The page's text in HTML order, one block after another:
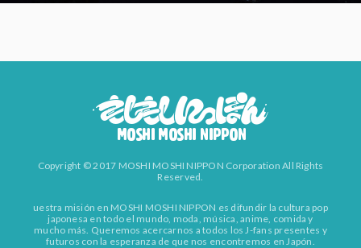
Copyright © 2017 MOSHI MOSHI NIPPON Corporation All Rights
Reserved.
uestra misión en MOSHI MOSHI NIPPON es difundir la cultura pop
japonesa en todo el mundo, moda, música, anime, comida y
mucho más. Queremos acercarnos a todos los J-fans presentes y
futuros con la esperanza de que nos encontremos en Japón.